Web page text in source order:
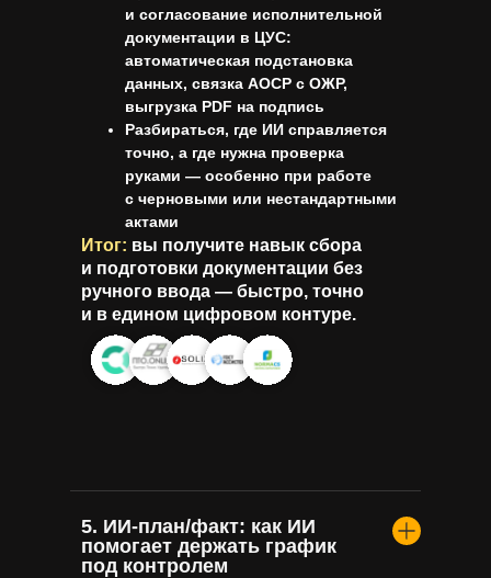
и согласование исполнительной
документации в ЦУС:
автоматическая подстановка
данных, связка АОСР с ОЖР,
выгрузка PDF на подпись
Разбираться, где ИИ справляется
точно, а где нужна проверка
руками — особенно при работе
с черновыми или нестандартными
актами
Итог: вы получите навык сбора
и подготовки документации без
ручного ввода — быстро, точно
и в едином цифровом контуре.
5. ИИ-план/факт: как ИИ
помогает держать график
под контролем